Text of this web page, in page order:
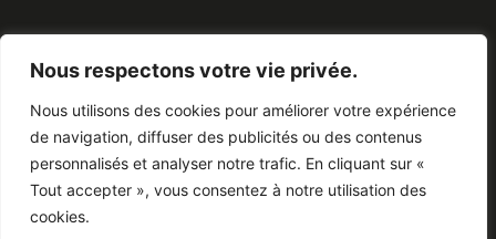
Nous respectons votre vie privée.
Nous utilisons des cookies pour améliorer votre expérience
de navigation, diffuser des publicités ou des contenus
personnalisés et analyser notre trafic. En cliquant sur «
Tout accepter », vous consentez à notre utilisation des
cookies.